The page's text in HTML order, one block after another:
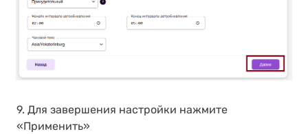
9. Для завершения настройки нажмите
«Применить»